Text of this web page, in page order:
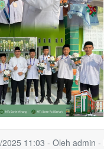
2025 11:03 - Oleh admin -